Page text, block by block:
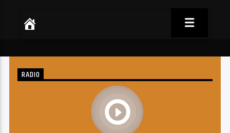
RADIO
play